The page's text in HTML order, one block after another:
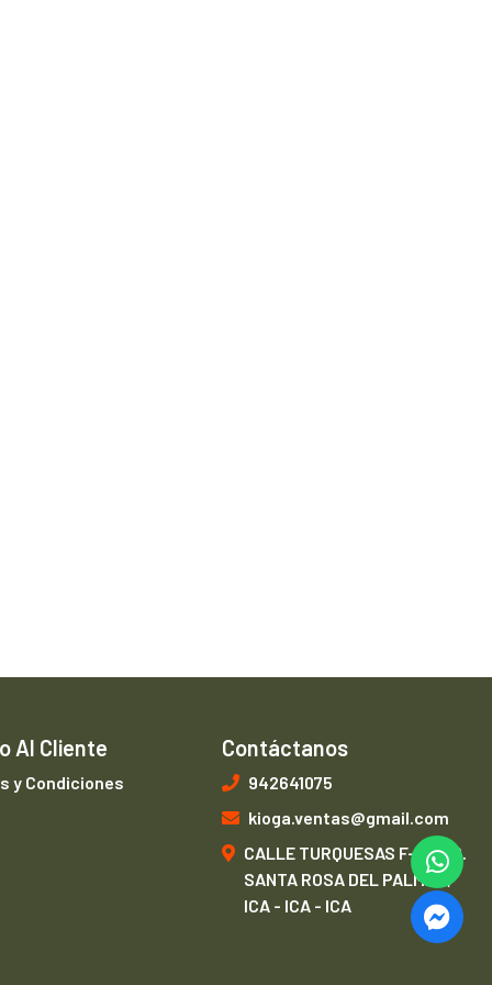
Al Cliente
y Condiciones
Contáctanos
942641075
kioga.ventas@gmail.com
CALLE TURQUESAS F-1, URB.
SANTA ROSA DEL PALMAR,
ICA - ICA - ICA